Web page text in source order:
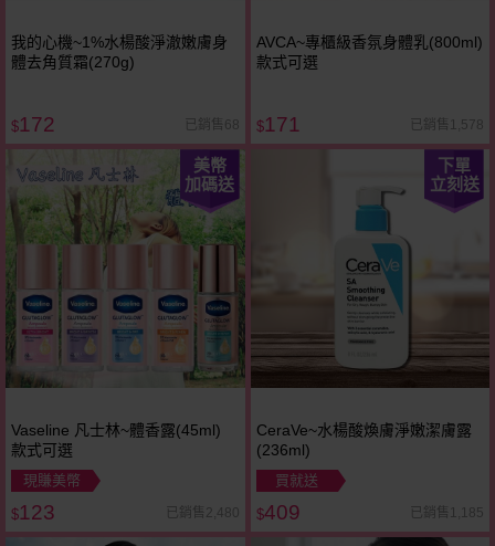
我的心機~1%水楊酸淨澈嫩膚身
體去角質霜(270g)
$172 已銷售68
AVCA~專櫃級香氛身體乳(800ml)
款式可選
$171 已銷售1,578
美幣
加碼送
Vaseline 凡士林~體香露(45ml)
款式可選
現賺美幣
$123 已銷售2,480
下單
立刻送
CeraVe~水楊酸煥膚淨嫩潔膚露
(236ml)
買就送
$409 已銷售1,185